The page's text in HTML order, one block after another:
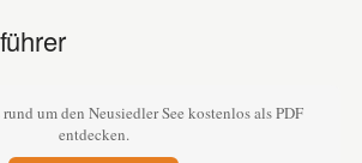
um den Neusiedler See kostenlos als PDF
entdecken.